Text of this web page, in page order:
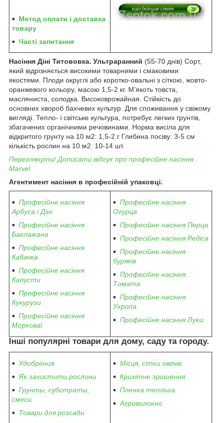
Метод оплати і доставка
товару
Часті запитання
Насіння Діні Титововка. Ультраранний (55-70 днів) Сорт,
який відрізняється високими товарними і смаковими
якостями. Плоди округлі або коротко-овальні з сіткою, жовто-
оранжевого кольору, масою 1,5-2 кг. М’якоть товста,
масляниста, солодка. Високоврожайная. Стійкість до
основних хвороб бахчевих культур. Для споживання у свіжому
вигляді. Тепло- і світське культура, потребує легких грунтів,
збагачених органічними речовинами. Норма висіла для
відкритого грунту на 10 м2: 1,5-2 г Глибина посіву: 3-5 см
кількість рослин на 10 м2: 10-14 шт.
Переглянути/ Дописати відгук про професійне насіння
Marvel
Агентимент насіння в професійній упаковці.
Професійне насіння
Арбуса і Діні
Професійне насіння
Баклажана
Професійне насіння
Кабачка
Професійне насіння
Капусти
Професійне насіння
Кукурузи
Професійне насіння
Морковаї
Професійне насіння
Огурца
Професійне насіння Перца
Професійне насіння Редіса
Професійне насіння
буряків
Професійне насіння
Томата
Професійне насіння
Укропа
Професійне насіння Луки
Інші популярні товари для дому, саду та городу.
Удобрения
Як захистити рослини
Грунты, субстраты,
смеси
Товари для розсади
Місця, сітки овочів
Крихітне зрошення
Пленка тепліша
Агроволокно